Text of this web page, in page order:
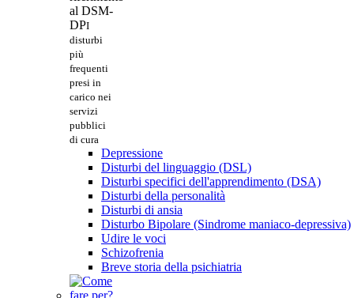
al DSM-
DPI
disturbi
più
frequenti
presi in
carico nei
servizi
pubblici
di cura
Depressione
Disturbi del linguaggio (DSL)
Disturbi specifici dell'apprendimento (DSA)
Disturbi della personalità
Disturbi di ansia
Disturbo Bipolare (Sindrome maniaco-depressiva)
Udire le voci
Schizofrenia
Breve storia della psichiatria